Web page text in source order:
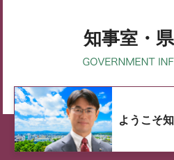
知事室・
ようこそ